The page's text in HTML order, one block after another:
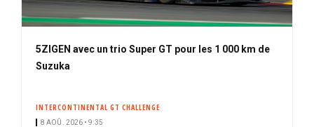
5ZIGEN avec un trio Super GT pour les 1 000 km de
Suzuka
INTERCONTINENTAL GT CHALLENGE
8 AOÛ. 2026 • 9:35